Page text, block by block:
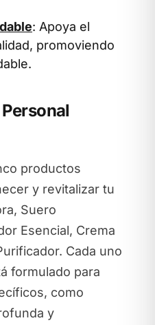
: Apoya el
promoviendo
productos
y revitalizar tu
Suero
Esencial, Crema
Cada uno
formulado para
como
y